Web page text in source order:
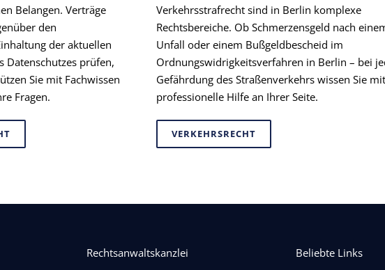
Belangen. Verträge
den
der aktuellen
Datenschutzes prüfen,
Sie mit Fachwissen
Fragen.
Verkehrsstrafrecht sind in Berlin komplexe
Rechtsbereiche. Ob Schmerzensgeld nach
Unfall oder einem Bußgeldbescheid im
Ordnungswidrigkeitsverfahren in Berlin – bei
Gefährdung des Straßenverkehrs wissen Sie
professionelle Hilfe an Ihrer Seite.
VERKEHRSRECHT
Rechtsanwaltskanzlei Beliebte Links